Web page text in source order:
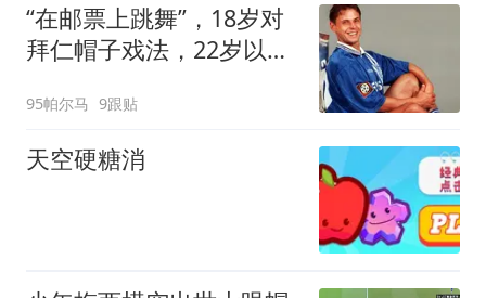
“在邮票上跳舞”，18岁对
拜仁帽子戏法，22岁以标
95帕尔马 9跟贴
天空硬糖消